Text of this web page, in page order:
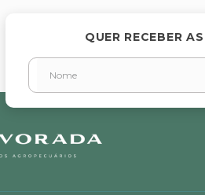
Endereço de email
Escreva uma avaliação
QUER RECEBER